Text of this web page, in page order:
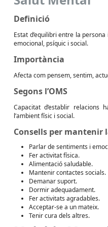
Definició
Estat d’equilibri entre la
emocional, psíquic i social.
Importància
Afecta com pensem, sentim,
Segons l’OMS
Capacitat d’establir relacions
l’ambient físic i social.
Consells per mantenir
Parlar de sentiments i
Fer activitat física.
Alimentació saludable.
Mantenir contactes socials.
Demanar suport.
Dormir adequadament.
Fer activitats agradables.
Acceptar-se a un mateix.
Tenir cura dels altres.